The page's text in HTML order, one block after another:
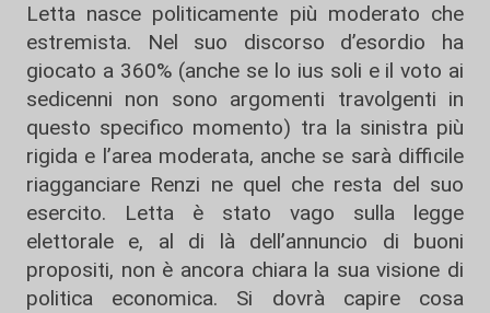
Letta nasce politicamente più moderato che
estremista. Nel suo discorso d’esordio ha
giocato a 360% (anche se lo ius soli e il voto ai
sedicenni non sono argomenti travolgenti in
questo specifico momento) tra la sinistra più
rigida e l’area moderata, anche se sarà difficile
riagganciare Renzi ne quel che resta del suo
esercito. Letta è stato vago sulla legge
elettorale e, al di là dell’annuncio di buoni
propositi, non è ancora chiara la sua visione di
politica economica. Si dovrà capire cosa